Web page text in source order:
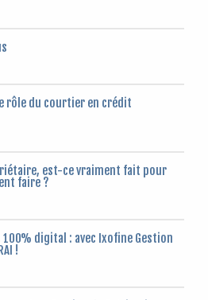
rôle du courtier en crédit
est-ce vraiment fait pour
faire ?
100% digital : avec Ixofine Gestion
!